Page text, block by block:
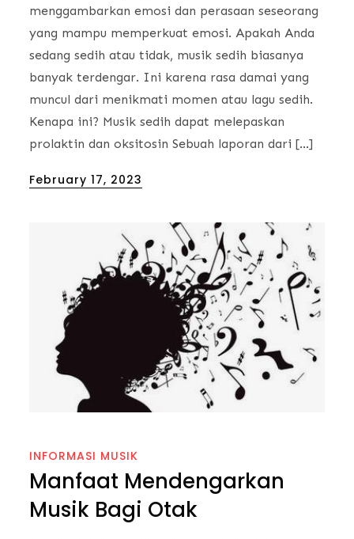
menggambarkan emosi dan perasaan seseorang
yang mampu memperkuat emosi. Apakah Anda
sedang sedih atau tidak, musik sedih biasanya
banyak terdengar. Ini karena rasa damai yang
muncul dari menikmati momen atau lagu sedih.
Kenapa ini? Musik sedih dapat melepaskan
prolaktin dan oksitosin Sebuah laporan dari […]
Posted
February 17, 2023
INFORMASI MUSIK
Manfaat Mendengarkan
Musik Bagi Otak